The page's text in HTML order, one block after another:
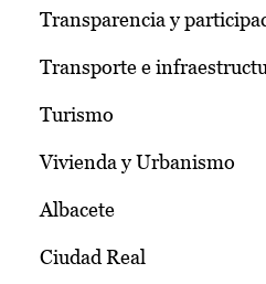
Transparencia y
Transporte e
Turismo
Vivienda y Urbanismo
Albacete
Ciudad Real